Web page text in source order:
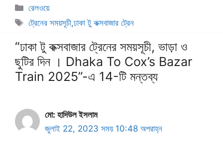
বিভাগ
সমূহ
রেলওয়ে
ট্যাগ
ট্রেনের সময়সূচী,ঢাকা টু কক্সবাজার ট্রেন
“ঢাকা টু কক্সবাজার ট্রেনের সময়সূচী, ভাড়া ও
ছুটির দিন । Dhaka To Cox’s Bazar
Train 2025”-এ 14-টি মন্তব্য
মো: হাদিউল ইসলাম
জুলাই 22, 2023 সময় 10:48 অপরাহ্ন